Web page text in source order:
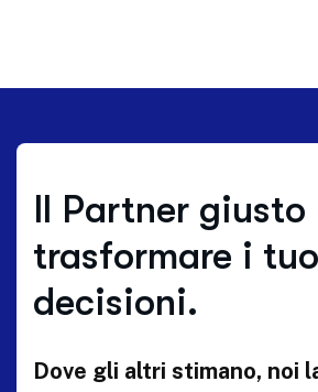
Il Partner giusto
trasformare i
decisioni.
Dove gli altri stimano, noi